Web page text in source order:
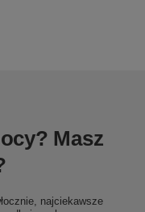
Masz
najciekawsze